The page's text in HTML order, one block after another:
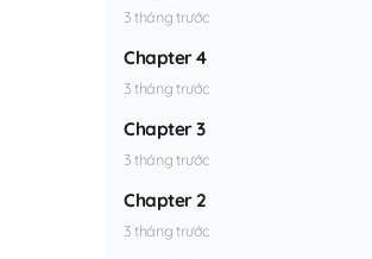
3 tháng trước
Chapter 4
3 tháng trước
Chapter 3
3 tháng trước
Chapter 2
3 tháng trước